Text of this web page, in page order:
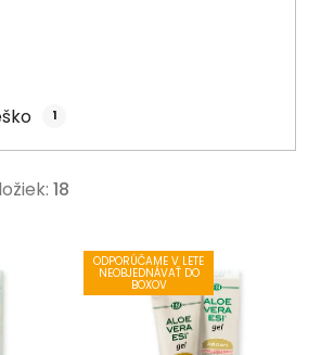
1
18
ODPORÚČAME V LETE
NEOBJEDNÁVAŤ DO
BOXOV